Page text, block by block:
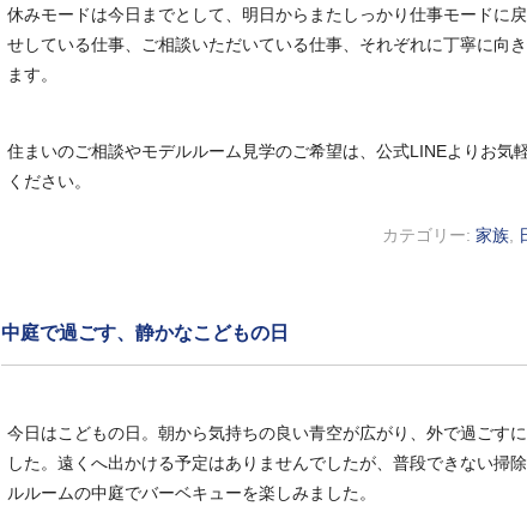
休みモードは今日までとして、明日からまたしっかり仕事モードに
せしている仕事、ご相談いただいている仕事、それぞれに丁寧に向
ます。
住まいのご相談やモデルルーム見学のご希望は、公式LINEよりお気
ください。
カテゴリー: 家族
中庭で過ごす、静かなこどもの日
今日はこどもの日。朝から気持ちの良い青空が広がり、外で過ごす
した。遠くへ出かける予定はありませんでしたが、普段できない掃
ルルームの中庭でバーベキューを楽しみました。